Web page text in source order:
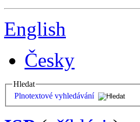
English
Česky
Hledat
Plnotextové vyhledávání